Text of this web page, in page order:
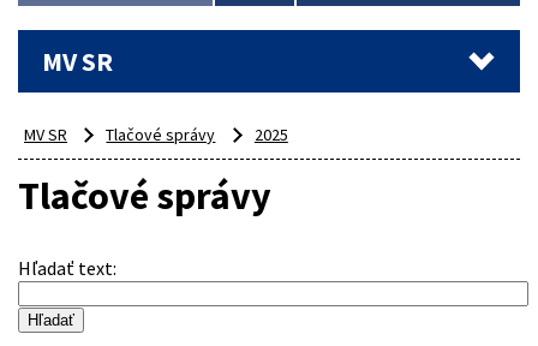
MV SR
MV SR Tlačové správy 2025
Tlačové správy
Hľadať text: